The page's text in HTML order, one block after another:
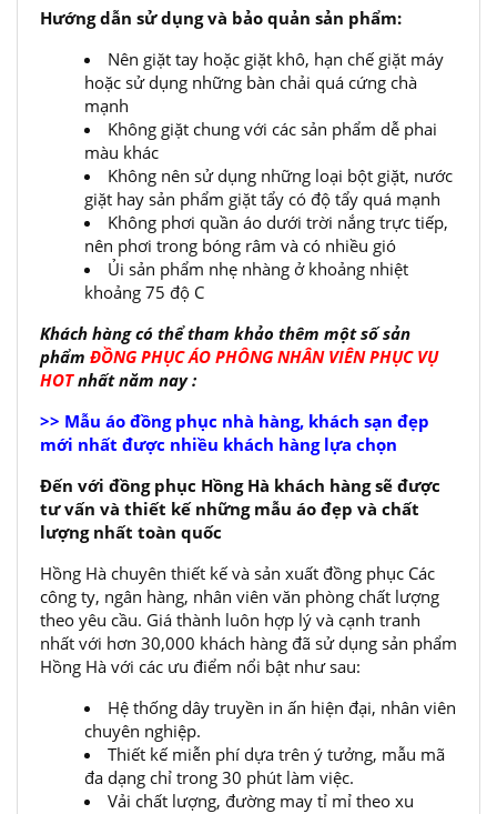
Hướng dẫn sử dụng và bảo quản sản phẩm:
Nên giặt tay hoặc giặt khô, hạn chế giặt máy
hoặc sử dụng những bàn chải quá cứng chà
mạnh
Không giặt chung với các sản phẩm dễ phai
màu khác
Không nên sử dụng những loại bột giặt, nước
giặt hay sản phẩm giặt tẩy có độ tẩy quá mạnh
Không phơi quần áo dưới trời nắng trực tiếp,
nên phơi trong bóng râm và có nhiều gió
Ủi sản phẩm nhẹ nhàng ở khoảng nhiệt
khoảng 75 độ C
Khách hàng có thể tham khảo thêm một số sản
phẩm ĐỒNG PHỤC ÁO PHÔNG NHÂN VIÊN PHỤC VỤ
HOTnhất năm nay :
>> Mẫu áo đồng phục nhà hàng, khách sạn đẹp
mới nhất được nhiều khách hàng lựa chọn
Đến với đồng phục Hồng Hà khách hàng sẽ được
tư vấn và thiết kế những mẫu áo đẹp và chất
lượng nhất toàn quốc
Hồng Hà chuyên thiết kế và sản xuất đồng phục Các
công ty, ngân hàng, nhân viên văn phòng chất lượng
theo yêu cầu. Giá thành luôn hợp lý và cạnh tranh
nhất với hơn 30,000 khách hàng đã sử dụng sản phẩm
Hồng Hà với các ưu điểm nổi bật như sau:
Hệ thống dây truyền in ấn hiện đại, nhân viên
chuyên nghiệp.
Thiết kế miễn phí dựa trên ý tưởng, mẫu mã
đa dạng chỉ trong 30 phút làm việc.
Vải chất lượng, đường may tỉ mỉ theo xu